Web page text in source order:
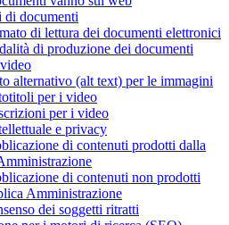
di documenti
di lettura dei documenti elettronici
di produzione dei documenti
alternativo (alt text) per le immagini
per i video
per i video
e privacy
di contenuti prodotti dalla
di contenuti non prodotti
Amministrazione
dei soggetti ritratti